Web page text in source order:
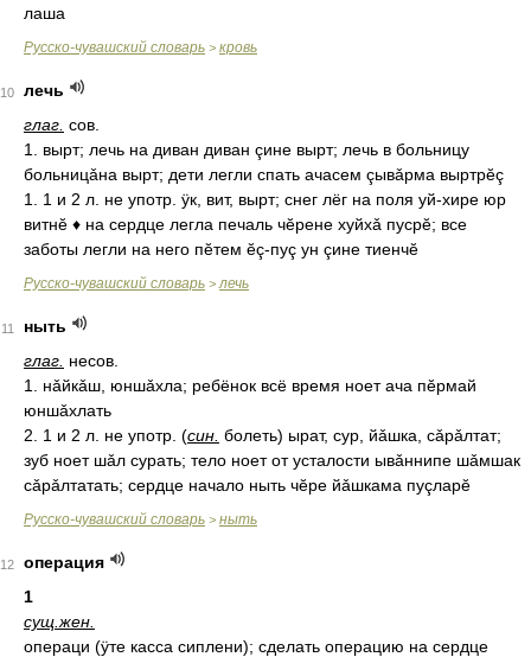
лаша
Русско-чувашский словарь > кровь
10
лечь
глаг. сов.
1. вырт; лечь на диван диван çине вырт; лечь в больницу
больницǎна вырт; дети легли спать ачасем çывǎрма выртрĕç
1. 1 и 2 л. не употр. ÿк, вит, вырт; снег лёг на поля уй-хире юр
витнĕ ♦ на сердце легла печаль чĕрене хуйхǎ пусрĕ; все
заботы легли на него пĕтем ĕç-пуç ун çине тиенчĕ
Русско-чувашский словарь > лечь
11
ныть
глаг. несов.
1. нǎйкǎш, юншǎхла; ребёнок всё время ноет ача пĕрмай
юншǎхлать
2. 1 и 2 л. не употр. (син. болеть) ырат, сур, йǎшка, сǎрǎлтат;
зуб ноет шǎл сурать; тело ноет от усталости ывǎннипе шǎмшак
сǎрǎлтатать; сердце начало ныть чĕре йǎшкама пуçларĕ
Русско-чувашский словарь > ныть
12
операция
1
сущ. жен.
операци (ÿте касса сиплени); сделать операцию на сердце